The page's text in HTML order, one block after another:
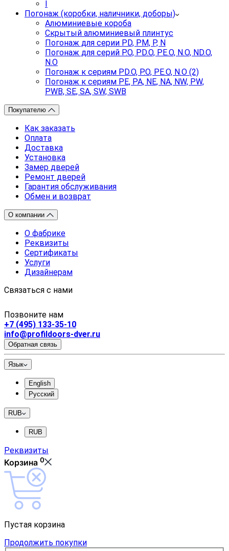
Погонаж (коробки, наличники, доборы)
Алюминиевые короба
Скрытый алюминиевый плинтус
Погонаж для серии PD, PM, P, N
Погонаж для серий P.O, PD.O, PE.O, N.O, ND.O,
N.O
Погонаж к сериям PD.O, P.O, PE.O, N.O (2)
Погонаж к сериям PE, PA, NE, NA, NW, PW,
PWB, SE, SA, SW, SWB
Покупателю
Как заказать
Оплата
Доставка
Установка
Замер дверей
Ремонт дверей
Гарантия обслуживания
Обмен и возврат
О компании
О фабрике
Реквизиты
Сертификаты
Услуги
Дизайнерам
Связаться с нами
Позвоните нам
+7 (495) 133-35-10
info@profildoors-dver.ru
Обратная связь
Язык
English
Русский
RUB
RUB
Реквизиты
Корзина 0
Пустая корзина
Продолжить покупки